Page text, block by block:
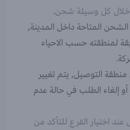
خلال كل وسيلة شحن.
المتاحة داخل المدينة,
لمنطقته حسب الاحياء
التوصيل, يتم تغيير
إلغاء الطلب في حالة عدم
اختيار الفرع للتأكد من